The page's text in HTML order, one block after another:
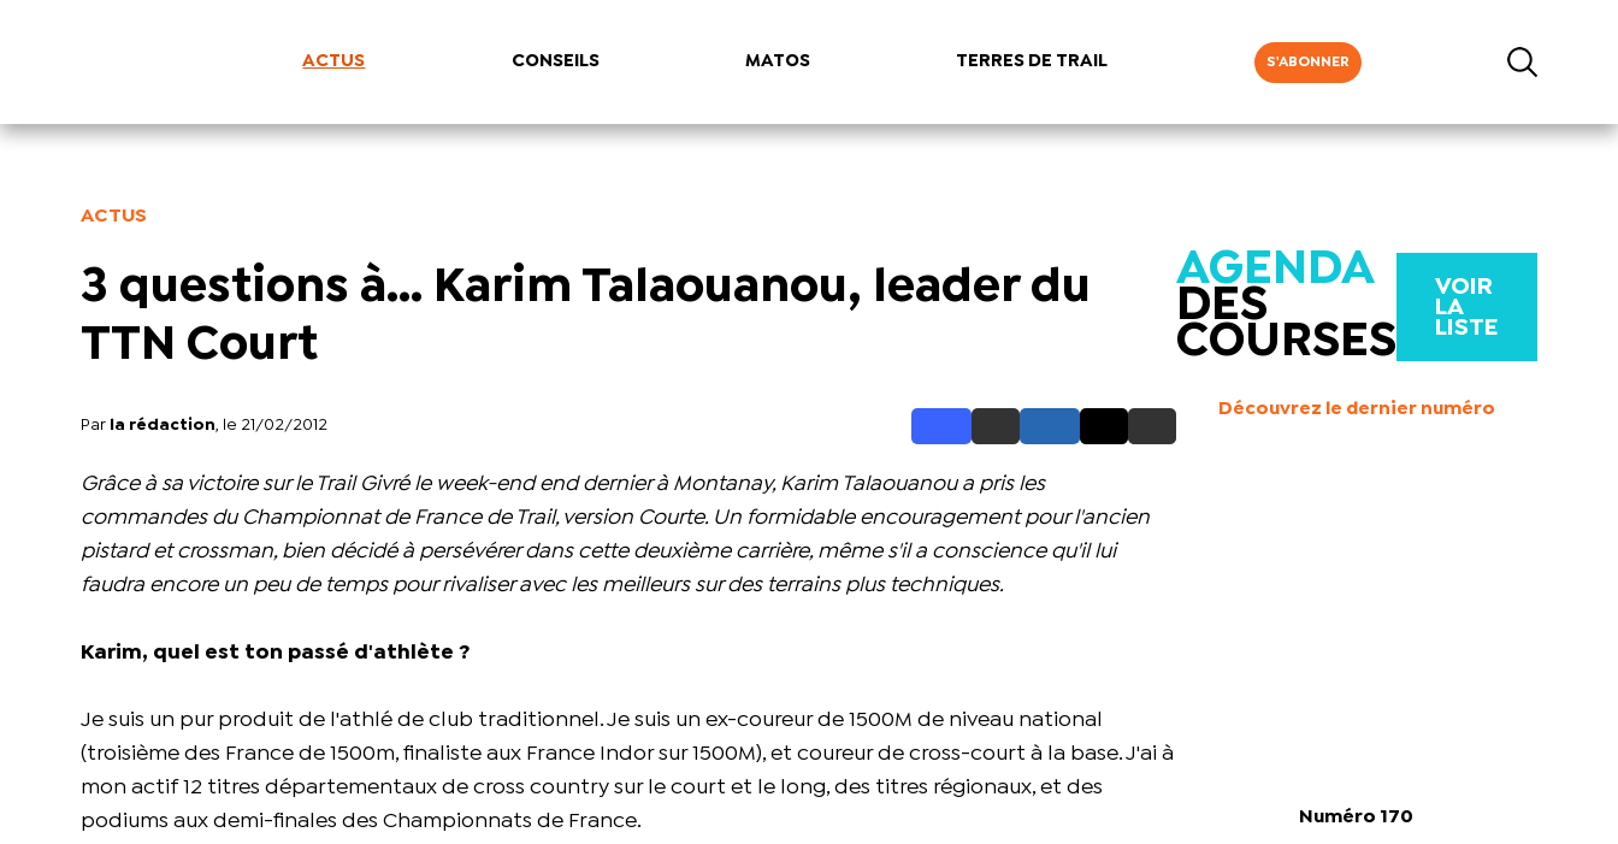
ACTUS CONSEILS MATOS TERRES DE TRAIL S'ABONNER
ACTUS
3 questions à... Karim Talaouanou, leader du
TTN Court
Par la rédaction , le 21/02/2012
Grâce à sa victoire sur le Trail Givré le week-end end dernier à Montanay, Karim Talaouanou a pris les
commandes du Championnat de France de Trail, version Courte. Un formidable encouragement pour l'ancien
pistard et crossman, bien décidé à persévérer dans cette deuxième carrière, même s'il a conscience qu'il lui
faudra encore un peu de temps pour rivaliser avec les meilleurs sur des terrains plus techniques.
Karim, quel est ton passé d'athlète ?
Je suis un pur produit de l'athlé de club traditionnel. Je suis un ex-coureur de 1500M de niveau national
(troisième des France de 1500m, finaliste aux France Indor sur 1500M), et coureur de cross-court à la base. J'ai à
mon actif 12 titres départementaux de cross country sur le court et le long, des titres régionaux, et des
podiums aux demi-finales des Championnats de France.
AGENDA
DES
COURSES
VOIR
LA
LISTE
Découvrez le dernier numéro
Numéro 170